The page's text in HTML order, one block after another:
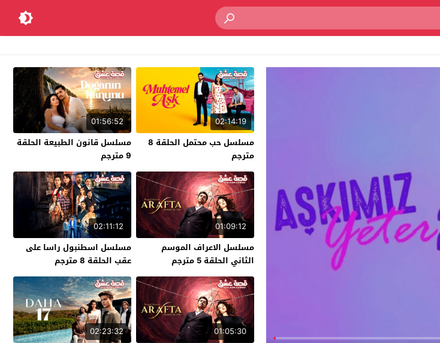
02:14:19
مسلسل حب محتمل الحلقة 8
مترجم
01:56:52
مسلسل قانون الطبيعة الحلقة
9 مترجم
01:09:12
مسلسل الاعراف الموسم
الثاني الحلقة 5 مترجم
02:11:12
مسلسل اسطنبول راسا على
عقب الحلقة 8 مترجم
01:05:30
02:23:32